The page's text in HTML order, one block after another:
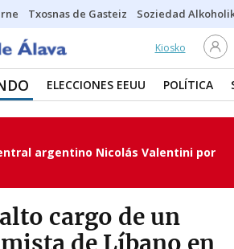
Txosnas de Gasteiz Soziedad
Kiosko
ELECCIONES EEUU POLÍTICA
argentino Nicolás Valentini por
cargo de un